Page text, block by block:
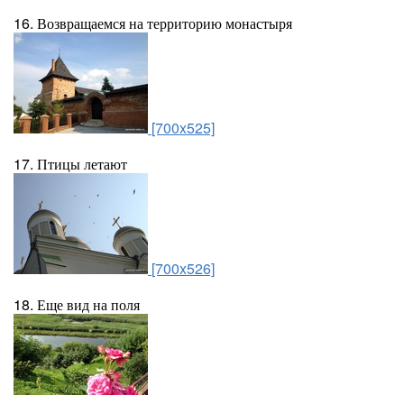
16. Возвращаемся на территорию монастыря
[700x525]
17. Птицы летают
[700x526]
18. Еще вид на поля